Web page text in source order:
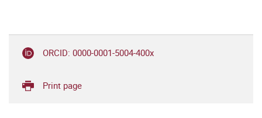
ORCID: 0000-0001-5004-400x
Print page